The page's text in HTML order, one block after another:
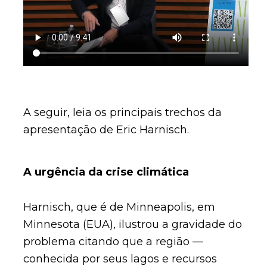
A seguir, leia os principais trechos da
apresentação de Eric Harnisch.
A urgência da crise climática
Harnisch, que é de Minneapolis, em
Minnesota (EUA), ilustrou a gravidade do
problema citando que a região —
conhecida por seus lagos e recursos